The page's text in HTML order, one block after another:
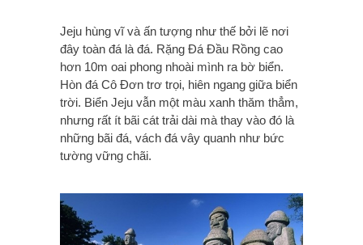
Jeju hùng vĩ và ấn tượng như thế bởi lẽ nơi
đây toàn đá là đá. Rặng Đá Đầu Rồng cao
hơn 10m oai phong nhoài mình ra bờ biển.
Hòn đá Cô Đơn trơ trọi, hiên ngang giữa biển
trời. Biển Jeju vẫn một màu xanh thăm thẳm,
nhưng rất ít bãi cát trải dài mà thay vào đó là
những bãi đá, vách đá vây quanh như bức
tường vững chãi.